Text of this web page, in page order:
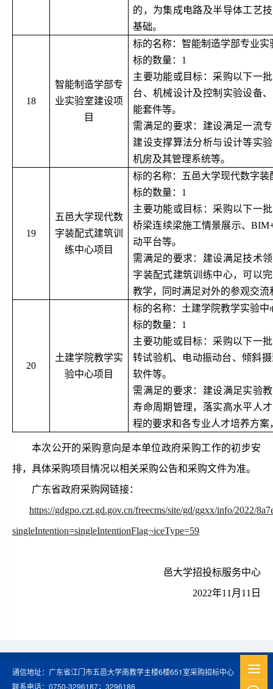
的，为集成电路及半导体工艺
基础。
18
智能制造学部专
业实验室建设项
目
标的名称：智能制造学部专业实
标的数量： 1
主要功能或目标：采购以下一
台、机械设计及控制实验设备
能套件等。
需满足的要求：建设满足一流
建设支撑算法分析与设计等实
机房及其管理系统等。
19
五邑大学现代数
字装配式建筑训
练中心项目
标的名称：五邑大学现代数字
标的数量： 1
主要功能或目标：采购以下一
桥梁连续梁施工情景展示、
动平台等。
需满足的要求：建设满足技术
字装配式建筑训练中心，可以
教学，同时满足对外的参观交流
20
土建学院教学实
验中心项目
标的名称：土建学院教学实验中
标的数量： 1
主要功能或目标：采购以下一
转试验机、电动振动台、倾斜
软件等。
需满足的要求：建设满足实验
寿命周期管理，落实高水平人
程的要求和各专业人才培养方
本次公开的采购意向是本单位政府采购工作的初步安
排，具体采购项目情况以相关采购公告和采购文件为准。
广东省政府采购网链接：
https://gdgpo.czt.gd.gov.cn/freecms/site/gd/ggxx/info/2022/
singleIntention=singleIntentionFlag¬iceType=59
邑大学招投标服务中心
2022年11 月 11 日
通信地址：广东省江门市五邑大学南教学主楼6楼651室采购招标中心
联系电话：0750-3296187；3296186